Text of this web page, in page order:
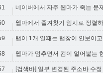
네이버에서 자주 웹마가 죽는 문
웹마에서 즐겨찾기 임시로 정렬
탭이 1개 일때는 탭창이 안보이
웹마가 멈추면서 컴이 얼어붙는
[검색바] 일부 변경된 주소바 수정